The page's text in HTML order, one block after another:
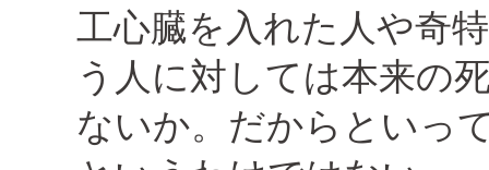
工心臓を入れた人や奇
う人に対しては本来の
ないか。だからといっ